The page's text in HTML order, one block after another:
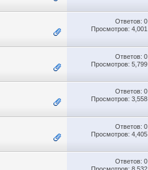
Ответов: 0
Просмотров: 4,001
Ответов: 0
Просмотров: 5,799
Ответов: 0
Просмотров: 3,558
Ответов: 0
Просмотров: 4,405
Ответов: 0